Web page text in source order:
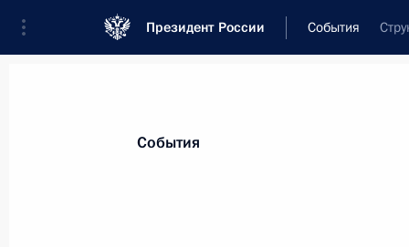
Президент России События
Новости
События